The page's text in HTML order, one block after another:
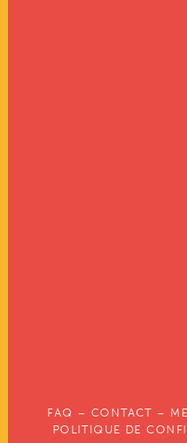
FAQ – CONTACT –
POLITIQUE DE